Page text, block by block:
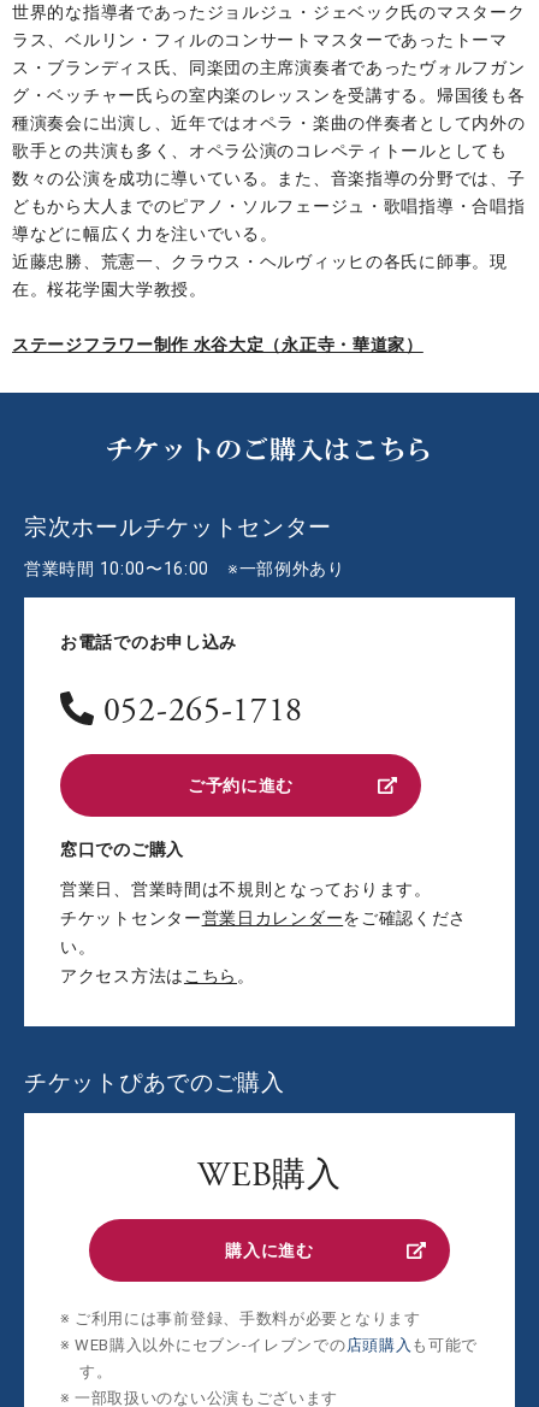
世界的な指導者であったジョルジュ・ジェベック氏のマスターク
ラス、ベルリン・フィルのコンサートマスターであったトーマ
ス・ブランディス氏、同楽団の主席演奏者であったヴォルフガン
グ・ベッチャー氏らの室内楽のレッスンを受講する。帰国後も各
種演奏会に出演し、近年ではオペラ・楽曲の伴奏者として内外の
歌手との共演も多く、オペラ公演のコレペティトールとしても
数々の公演を成功に導いている。また、音楽指導の分野では、子
どもから大人までのピアノ・ソルフェージュ・歌唱指導・合唱指
導などに幅広く力を注いでいる。
近藤忠勝、荒憲一、クラウス・ヘルヴィッヒの各氏に師事。現
在。桜花学園大学教授。
ステージフラワー制作 水谷大定（永正寺・華道家）
チケットのご購入はこちら
宗次ホールチケットセンター
営業時間 10:00〜16:00 ※一部例外あり
お電話でのお申し込み
052-265-1718
ご予約に進む
窓口でのご購入
営業日、営業時間は不規則となっております。
チケットセンター営業日カレンダーをご確認くださ
い。
アクセス方法は こちら 。
チケットぴあでのご購入
WEB購入
購入に進む
ご利用には事前登録、手数料が必要となります
WEB購入以外にセブン‐イレブンでの 店頭購入 も可能で
す。
一部取扱いのない公演もございます